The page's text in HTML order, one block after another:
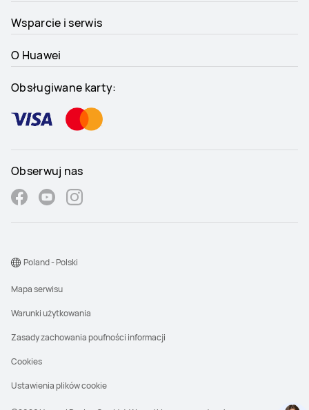
Wsparcie i serwis
O Huawei
Obsługiwane karty:
Obserwuj nas
Mapa serwisu
Warunki użytkowania
Zasady zachowania poufności informacji
Cookies
Ustawienia plików cookie
Poland - Polski